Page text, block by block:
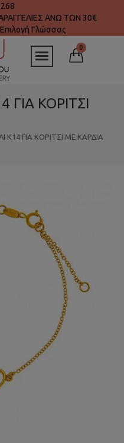
ΑΝΩ ΤΩΝ 30€
Επιλογή Γλώσσας
0
ΓΙΑ ΚΟΡΙΤΣΙ
Κ14 ΓΙΑ ΚΟΡΙΤΣΙ ΜΕ ΚΑΡΔΙΑ